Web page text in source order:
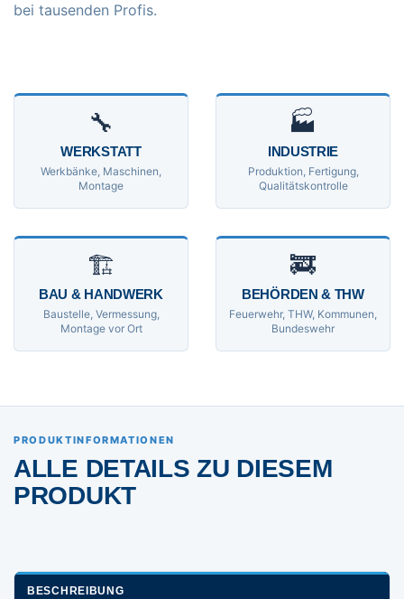
bei tausenden Profis.
🔧
WERKSTATT
Werkbänke, Maschinen,
Montage
🏭
INDUSTRIE
Produktion, Fertigung,
Qualitätskontrolle
🏗
BAU & HANDWERK
Baustelle, Vermessung,
Montage vor Ort
🚒
BEHÖRDEN & THW
Feuerwehr, THW, Kommunen,
Bundeswehr
PRODUKTINFORMATIONEN
ALLE DETAILS ZU DIESEM
PRODUKT
BESCHREIBUNG